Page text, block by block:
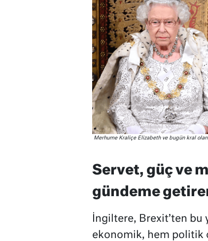
Merhume Kraliçe Elizabeth ve bugün kral
Servet, güç ve
gündeme
İngiltere, Brexit’ten bu
ekonomik, hem politik